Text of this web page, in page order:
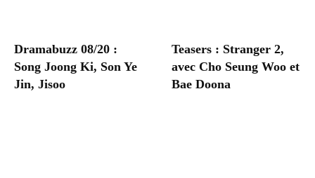
Dramabuzz 08/20 :
Song Joong Ki, Son Ye
Jin, Jisoo
Teasers : Stranger 2,
avec Cho Seung Woo et
Bae Doona